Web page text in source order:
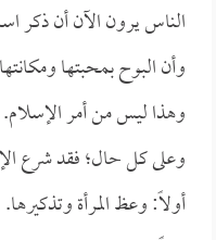
الناس يرون الآن أن ذكر
وأن البوح بمحبتها
وهذا ليس من أمر الإسلام.
وعلى كل حال؛ فقد شرع
أولاً: وعظ المرأة وتذكيرها.